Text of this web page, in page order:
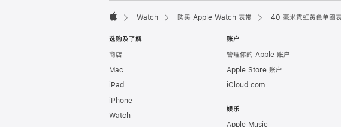
Watch 购买 Apple Watch 表带 40 毫米霓虹黄色单圈
选购及了解
商店
Mac
iPad
iPhone
Watch
账户
管理你的 Apple 账户
Apple Store 账户
iCloud.com
娱乐
Apple Music